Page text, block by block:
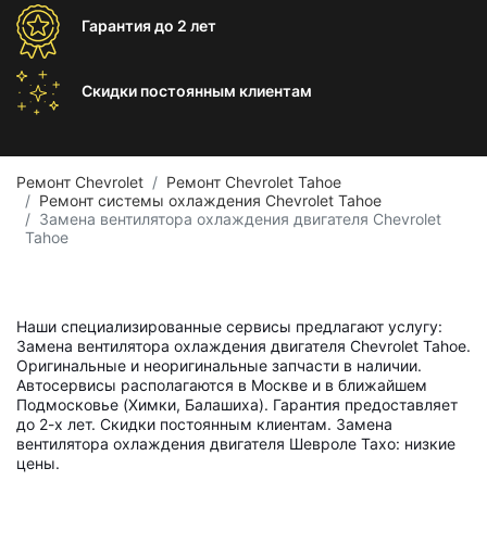
Гарантиядо 2 лет
Скидки постоянным клиентам
Ремонт Chevrolet
Ремонт Chevrolet Tahoe
Ремонт системы охлаждения Chevrolet Tahoe
Замена вентилятора охлаждения двигателя Chevrolet
Tahoe
Наши специализированные сервисы предлагают услугу:
Замена вентилятора охлаждения двигателя Chevrolet Tahoe.
Оригинальные и неоригинальные запчасти в наличии.
Автосервисы располагаются в Москве и в ближайшем
Подмосковье (Химки, Балашиха). Гарантия предоставляет
до 2-х лет. Скидки постоянным клиентам. Замена
вентилятора охлаждения двигателя Шевроле Тахо: низкие
цены.